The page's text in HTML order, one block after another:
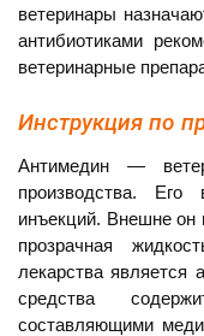
ветеринары
антибиотиками
ветеринарные
Инструкция по
Антимедин —
производства.
инъекций. Внешне он
прозрачная
лекарства является
средства
составляющими